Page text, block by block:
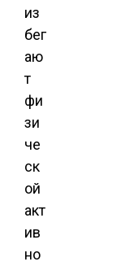
из
бег
аю
т
фи
зи
че
ск
ой
акт
ив
но